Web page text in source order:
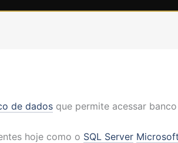
de dados que permite acessar
hoje como o SQL Server Microsoft